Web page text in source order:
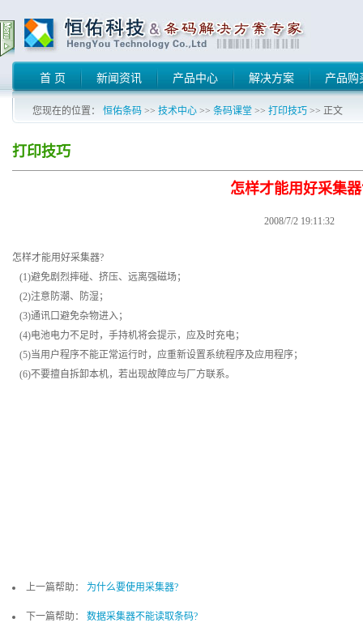
首 页 新闻资讯 产品中心 解决方案 产品购
您现在的位置： 恒佑条码 >> 技术中心 >> 条码课堂 >> 打印技巧 >> 正文
打印技巧
怎样才能用好采集
2008/7/2 19:11:32
怎样才能用好采集器?
(1)避免剧烈摔碰、挤压、远离强磁场；
(2)注意防潮、防湿；
(3)通讯口避免杂物进入；
(4)电池电力不足时，手持机将会提示，应及时充电；
(5)当用户程序不能正常运行时，应重新设置系统程序及应用程序；
(6)不要擅自拆卸本机，若出现故障应与厂方联系。
上一篇帮助： 为什么要使用采集器?
下一篇帮助： 数据采集器不能读取条码?